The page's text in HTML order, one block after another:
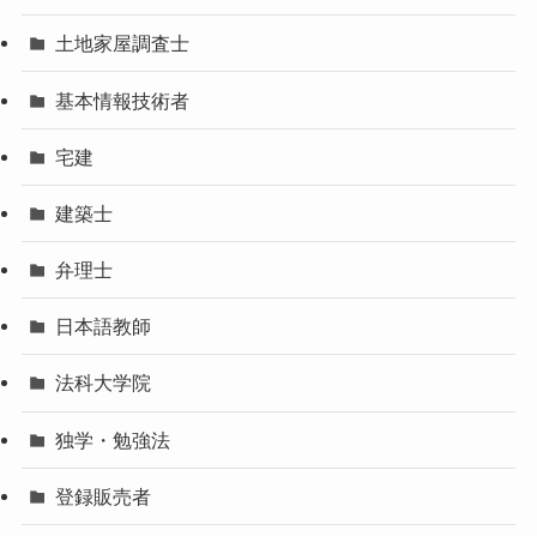
土地家屋調査士
基本情報技術者
宅建
建築士
弁理士
日本語教師
法科大学院
独学・勉強法
登録販売者